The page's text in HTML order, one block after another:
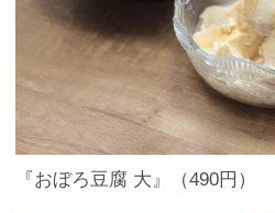
『おぼろ豆腐 大』（490円）